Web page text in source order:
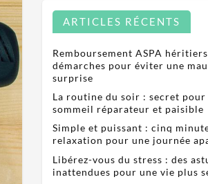
ARTICLES RÉCENTS
Remboursement ASPA
démarches pour éviter une
surprise
La routine du soir : secret pour
sommeil réparateur et paisible
Simple et puissant : cinq
relaxation pour une journée
Libérez-vous du stress : des
inattendues pour une vie plus